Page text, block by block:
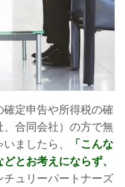
定申告や所得税の確
合同会社）の方で無
ましたら、
「こんな
とお考えにならず、
ュリーパートナーズ